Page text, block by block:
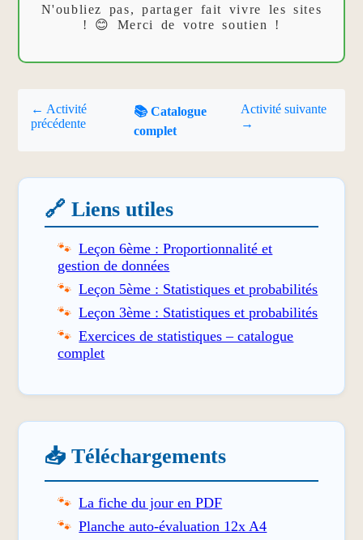
N'oubliez pas, partager fait vivre les sites
! 😊 Merci de votre soutien !
← Activité
précédente
📚 Catalogue
complet
Activité suivante
→
🔗 Liens utiles
Leçon 6ème : Proportionnalité et
gestion de données
Leçon 5ème : Statistiques et probabilités
Leçon 3ème : Statistiques et probabilités
Exercices de statistiques – catalogue
complet
📥 Téléchargements
La fiche du jour en PDF
Planche auto-évaluation 12x A4